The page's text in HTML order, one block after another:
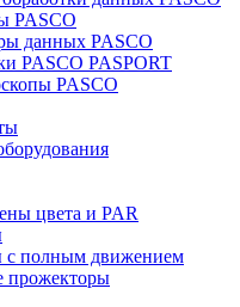
PASCO
данных PASCO
PASCO PASPORT
PASCO
цвета и PAR
с полным движением
прожекторы